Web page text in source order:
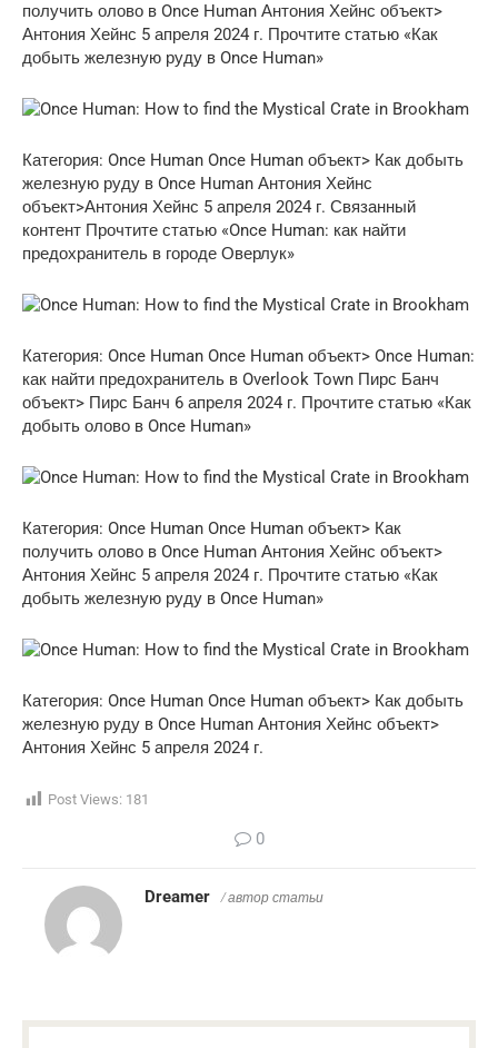
получить олово в Once Human Антония Хейнс объект>
Антония Хейнс 5 апреля 2024 г. Прочтите статью «Как
добыть железную руду в Once Human»
Категория: Once Human Once Human объект> Как добыть
железную руду в Once Human Антония Хейнс
объект>Антония Хейнс 5 апреля 2024 г. Связанный
контент Прочтите статью «Once Human: как найти
предохранитель в городе Оверлук»
Категория: Once Human Once Human объект> Once Human:
как найти предохранитель в Overlook Town Пирс Банч
объект> Пирс Банч 6 апреля 2024 г. Прочтите статью «Как
добыть олово в Once Human»
Категория: Once Human Once Human объект> Как
получить олово в Once Human Антония Хейнс объект>
Антония Хейнс 5 апреля 2024 г. Прочтите статью «Как
добыть железную руду в Once Human»
Категория: Once Human Once Human объект> Как добыть
железную руду в Once Human Антония Хейнс объект>
Антония Хейнс 5 апреля 2024 г.
Post Views: 181
0
Dreamer / автор статьи